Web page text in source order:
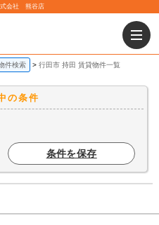
式会社 熊谷店
件検索 行田市 持田 賃貸物件一覧
の条件
条件を保存